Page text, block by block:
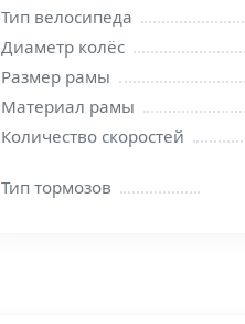
Тип велосипеда
Диаметр колёс
Размер рамы
Материал рамы
Количество скоростей
Тип тормозов